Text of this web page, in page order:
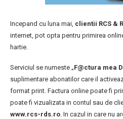
Incepand cu luna mai, clientii RCS &
internet, pot opta pentru primirea
hartie.
Serviciul se numeste „F@ctura mea
suplimentare abonatilor care il
format print. Factura online poate fi
poate fi vizualizata in contul sau de
www.rcs-rds.ro. In cazul in care nu